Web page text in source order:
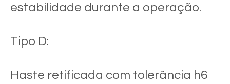
estabilidade durante a operação.
Tipo D:
Haste retificada com tolerância h6